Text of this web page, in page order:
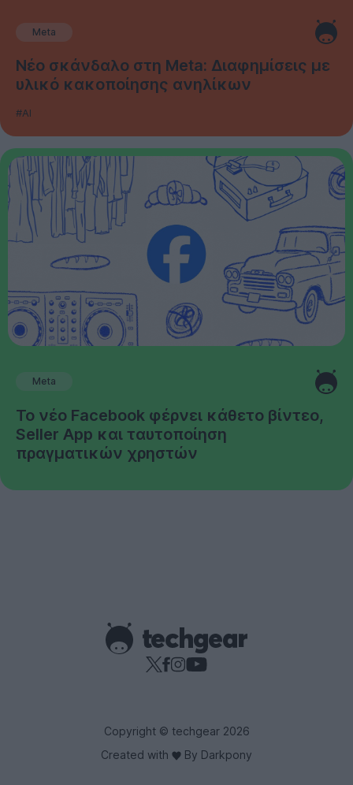
Meta
Νέο σκάνδαλο στη Meta: Διαφημίσεις με
υλικό κακοποίησης ανηλίκων
#AI
Meta
Το νέο Facebook φέρνει κάθετο βίντεο,
Seller App και ταυτοποίηση
πραγματικών χρηστών
Copyright © techgear 2026
Created with
By Darkpony